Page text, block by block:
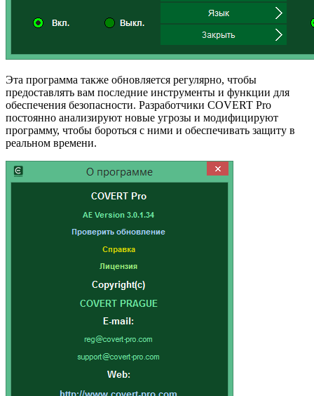
Эта программа также обновляется регулярно, чтобы
предоставлять вам последние инструменты и функции для
обеспечения безопасности. Разработчики COVERT Pro
постоянно анализируют новые угрозы и модифицируют
программу, чтобы бороться с ними и обеспечивать защиту в
реальном времени.